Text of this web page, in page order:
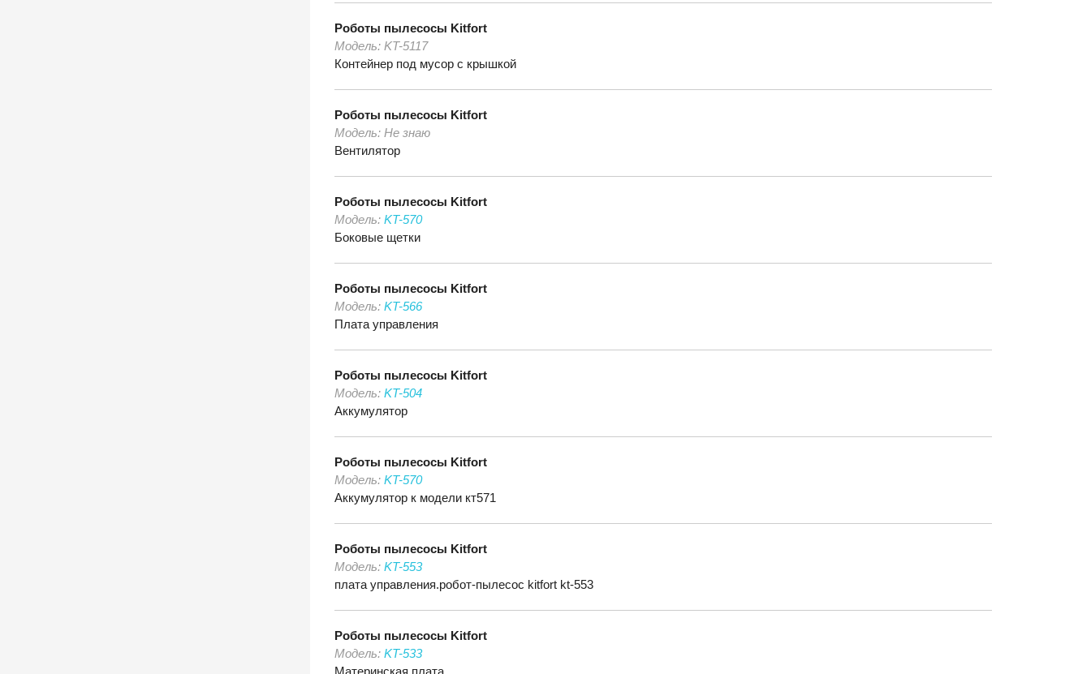
Роботы пылесосы Kitfort
Модель: KT-5117
Контейнер под мусор с крышкой
Роботы пылесосы Kitfort
Модель: Не знаю
Вентилятор
Роботы пылесосы Kitfort
Модель: KT-570
Боковые щетки
Роботы пылесосы Kitfort
Модель: KT-566
Плата управления
Роботы пылесосы Kitfort
Модель: KT-504
Аккумулятор
Роботы пылесосы Kitfort
Модель: KT-570
Аккумулятор к модели кт571
Роботы пылесосы Kitfort
Модель: KT-553
плата управления.робот-пылесос kitfort kt-553
Роботы пылесосы Kitfort
Модель: KT-533
Материнская плата